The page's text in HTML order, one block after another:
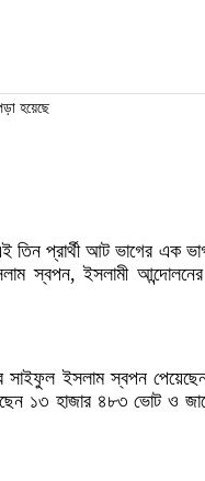
হয়েছে
এই তিন প্রার্থী আট ভাগের এক
ইসলাম স্বপন, ইসলামী
সাইফুল ইসলাম স্বপন
১৩ হাজার ৪৮৩ ভোট ও